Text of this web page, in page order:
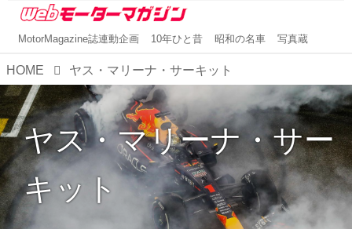
MotorMagazine誌連動企画 10年ひと昔 昭和の名車 写真蔵
HOME ヤス・マリーナ・サーキット
ヤス・マリーナ・サー
キット